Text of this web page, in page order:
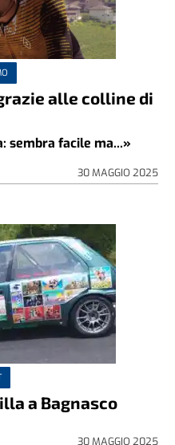
alle colline di
sembra facile ma...»
30 MAGGIO 2025
a Bagnasco
30 MAGGIO 2025